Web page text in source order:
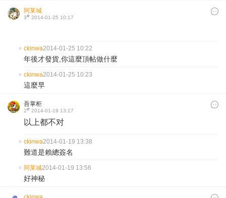
阿莱城
3# 2014-01-25 10:17
ckinwa2014-01-25 10:22
年後才發貨,你這麼頂帖做什麼
ckinwa2014-01-25 10:23
這麼早
吾掌柜
2# 2014-01-19 13:17
以上都不对
ckinwa2014-01-19 13:38
難道是賴總簽名
阿莱城2014-01-19 13:56
好神秘